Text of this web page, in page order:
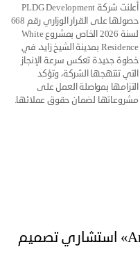
أعلنت شركة PLDG Development
حصولها على القرار الوزاري رقم 668
لسنة 2026 الخاص بمشروع White
Residence بمدينة الشيخ زايد، في
خطوة جديدة تعكس سرعة الإنجاز
التي تنتهجها الشركة، وتؤكد
التزامها بمواصلة العمل على
مشروعاتها لضمان حقوق عملائها.
مكتب «Archist Design Studio» استشاري تصميم